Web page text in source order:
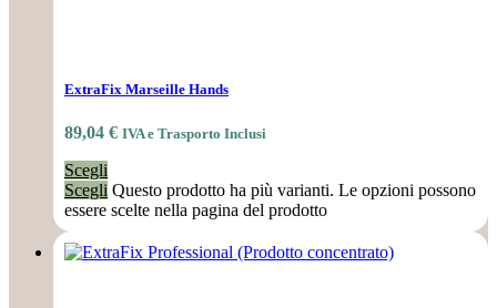
ExtraFix Marseille Hands
89,04 € IVA e Trasporto Inclusi
Scegli
Scegli Questo prodotto ha più varianti. Le opzioni possono
essere scelte nella pagina del prodotto